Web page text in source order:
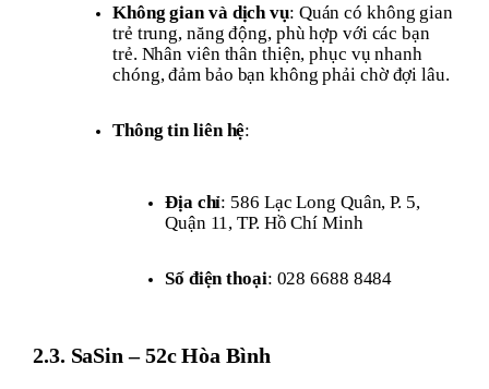
Không gian và dịch vụ: Quán có không gian
trẻ trung, năng động, phù hợp với các bạn
trẻ. Nhân viên thân thiện, phục vụ nhanh
chóng, đảm bảo bạn không phải chờ đợi lâu.
Thông tin liên hệ:
Địa chỉ: 586 Lạc Long Quân, P. 5,
Quận 11, TP. Hồ Chí Minh
Số điện thoại: 028 6688 8484
2.3. SaSin – 52c Hòa Bình